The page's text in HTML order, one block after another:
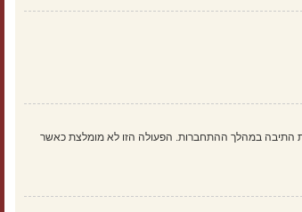
התיבה במהלך ההתחברות. הפעולה הזו לא מומלצת כאשר